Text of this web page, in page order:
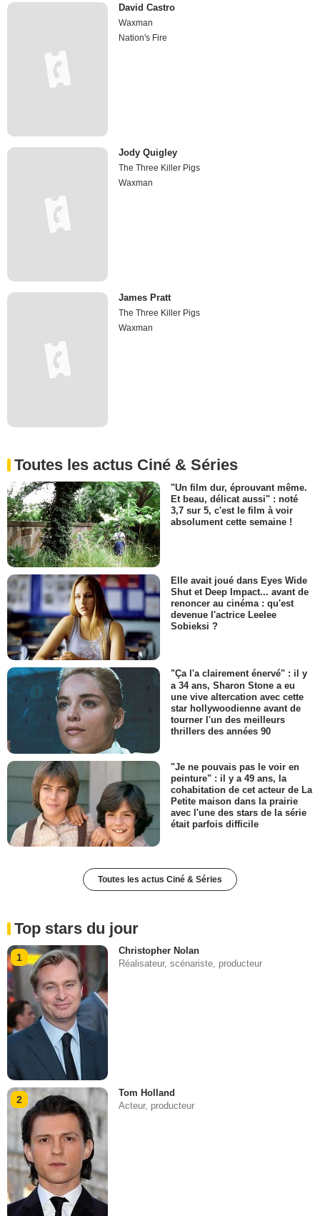
David Castro
Waxman
Nation's Fire
Jody Quigley
The Three Killer Pigs
Waxman
James Pratt
The Three Killer Pigs
Waxman
Toutes les actus Ciné & Séries
"Un film dur, éprouvant même.
Et beau, délicat aussi" : noté
3,7 sur 5, c'est le film à voir
absolument cette semaine !
Elle avait joué dans Eyes Wide
Shut et Deep Impact... avant de
renoncer au cinéma : qu'est
devenue l'actrice Leelee
Sobieksi ?
"Ça l'a clairement énervé" : il y
a 34 ans, Sharon Stone a eu
une vive altercation avec cette
star hollywoodienne avant de
tourner l'un des meilleurs
thrillers des années 90
"Je ne pouvais pas le voir en
peinture" : il y a 49 ans, la
cohabitation de cet acteur de La
Petite maison dans la prairie
avec l'une des stars de la série
était parfois difficile
Toutes les actus Ciné & Séries
Top stars du jour
1
Christopher Nolan
Réalisateur, scénariste, producteur
2
Tom Holland
Acteur, producteur